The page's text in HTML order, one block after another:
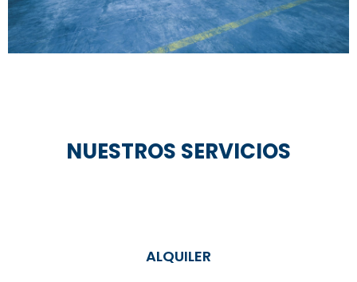
NUESTROS SERVICIOS
ALQUILER